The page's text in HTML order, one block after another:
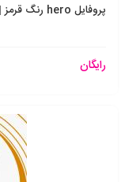
پروفایل hero رنگ قرمز | حاج قاسم سلیمانی
رایگان